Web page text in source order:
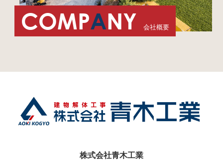
COMPANY 会社概要
株式会社青木工業